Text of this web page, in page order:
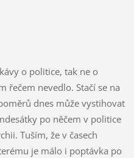
o politice, tak ne o
řečem nevedlo. Stačí se na
dnes může vystihovat
po něčem v politice
Tuším, že v časech
je málo i poptávka po